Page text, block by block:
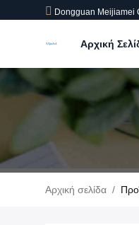
Dongguan Meijiamei
Αρχική
Αρχική σελίδα /